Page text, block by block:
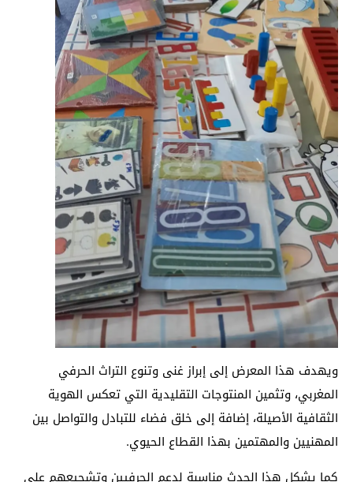
ويهدف هذا المعرض إلى إبراز غنى وتنوع التراث الحرفي
المغربي، وتثمين المنتوجات التقليدية التي تعكس الهوية
الثقافية الأصيلة، إضافة إلى خلق فضاء للتبادل والتواصل بين
المهنيين والمهتمين بهذا القطاع الحيوي.
كما يشكل هذا الحدث مناسبة لدعم الحرفيين وتشجيعهم على